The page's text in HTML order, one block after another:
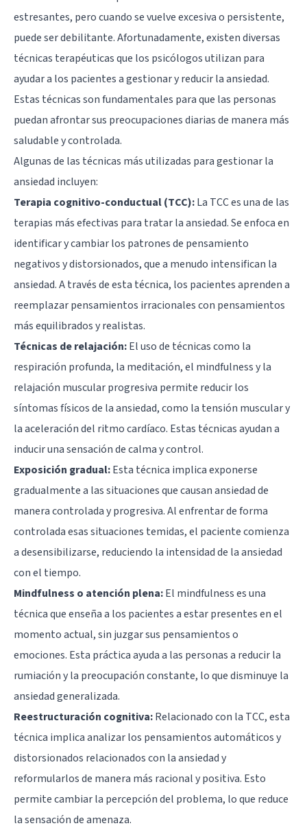
estresantes, pero cuando se vuelve excesiva o persistente,
puede ser debilitante. Afortunadamente, existen diversas
técnicas terapéuticas que los psicólogos utilizan para
ayudar a los pacientes a gestionar y reducir la ansiedad.
Estas técnicas son fundamentales para que las personas
puedan afrontar sus preocupaciones diarias de manera más
saludable y controlada.
Algunas de las técnicas más utilizadas para gestionar la
ansiedad incluyen:
Terapia cognitivo-conductual (TCC):La TCC es una de las
terapias más efectivas para tratar la ansiedad. Se enfoca en
identificar y cambiar los patrones de pensamiento
negativos y distorsionados, que a menudo intensifican la
ansiedad. A través de esta técnica, los pacientes aprenden a
reemplazar pensamientos irracionales con pensamientos
más equilibrados y realistas.
Técnicas de relajación:El uso de técnicas como la
respiración profunda, la meditación, el mindfulness y la
relajación muscular progresiva permite reducir los
síntomas físicos de la ansiedad, como la tensión muscular y
la aceleración del ritmo cardíaco. Estas técnicas ayudan a
inducir una sensación de calma y control.
Exposición gradual:Esta técnica implica exponerse
gradualmente a las situaciones que causan ansiedad de
manera controlada y progresiva. Al enfrentar de forma
controlada esas situaciones temidas, el paciente comienza
a desensibilizarse, reduciendo la intensidad de la ansiedad
con el tiempo.
Mindfulness o atención plena:El mindfulness es una
técnica que enseña a los pacientes a estar presentes en el
momento actual, sin juzgar sus pensamientos o
emociones. Esta práctica ayuda a las personas a reducir la
rumiación y la preocupación constante, lo que disminuye la
ansiedad generalizada.
Reestructuración cognitiva:Relacionado con la TCC, esta
técnica implica analizar los pensamientos automáticos y
distorsionados relacionados con la ansiedad y
reformularlos de manera más racional y positiva. Esto
permite cambiar la percepción del problema, lo que reduce
la sensación de amenaza.